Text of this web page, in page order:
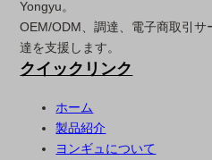
Yongyu。
OEM/ODM、調達、電子商取引
達を支援します。
クイックリンク
ホーム
製品紹介
ヨンギュについて